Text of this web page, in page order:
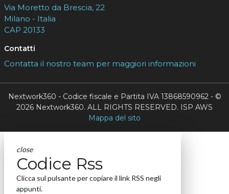
Via Moretto da Brescia, 22
Milano - Italia
CAP 20133
Contatti
Contatta il nostro team per maggiori informazioni
Nextwork360 - Codice fiscale e Partita IVA 13868590962 - ©
2026 Nextwork360. ALL RIGHTS RESERVED. ISP AWS
Mappa del sito
close
Codice Rss
Clicca sul pulsante per copiare il link RSS negli
appunti.